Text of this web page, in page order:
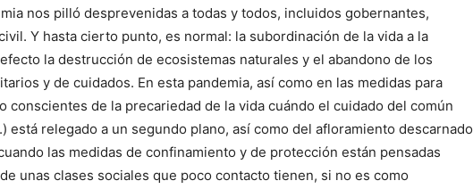
nos pilló desprevenidas a todas y todos, incluidos gobernantes,
Y hasta cierto punto, es normal: la subordinación de la vida a la
la destrucción de ecosistemas naturales y el abandono de los
y de cuidados. En esta pandemia, así como en las medidas para
conscientes de la precariedad de la vida cuándo el cuidado del común
está relegado a un segundo plano, así como del afloramiento descarnado
las medidas de confinamiento y de protección están pensadas
unas clases sociales que poco contacto tienen, si no es como